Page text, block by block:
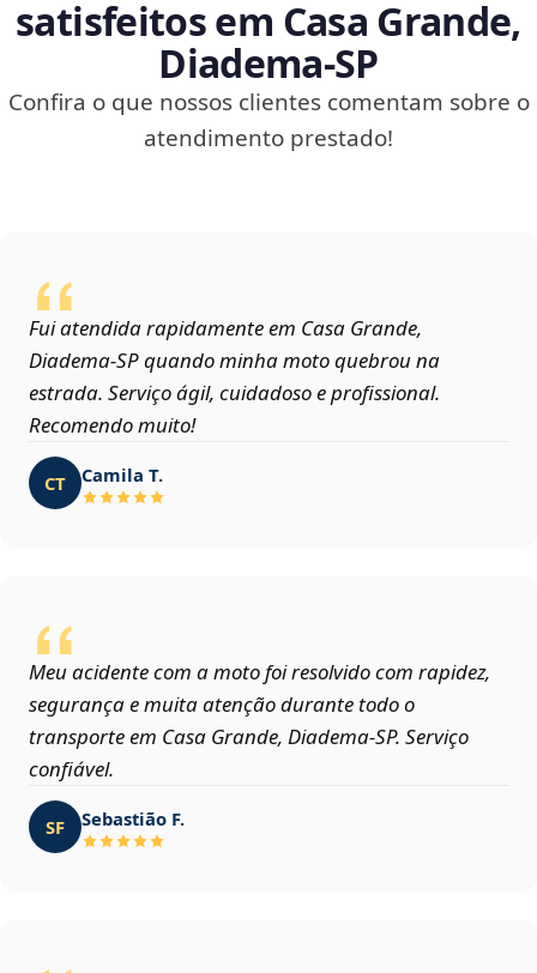
satisfeitos em Casa Grande,
Diadema‑SP
Confira o que nossos clientes comentam sobre o
atendimento prestado!
Fui atendida rapidamente em Casa Grande,
Diadema‑SP quando minha moto quebrou na
estrada. Serviço ágil, cuidadoso e profissional.
Recomendo muito!
CT Camila T.
Meu acidente com a moto foi resolvido com rapidez,
segurança e muita atenção durante todo o
transporte em Casa Grande, Diadema‑SP. Serviço
confiável.
SF Sebastião F.